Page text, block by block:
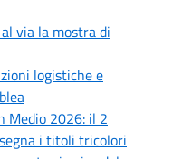
via la mostra di
logistiche e
Medio 2026: il 2
i titoli tricolori